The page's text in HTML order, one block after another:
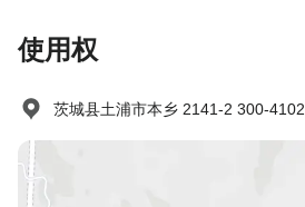
使用权
茨城县土浦市本乡 2141-2 300-4102